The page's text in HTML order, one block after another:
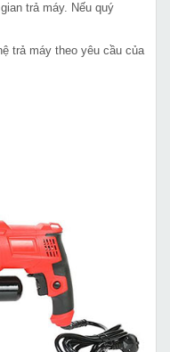
trả máy. Nếu quý
trả máy theo yêu cầu của